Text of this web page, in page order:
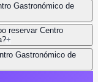
Gastronómico de
reservar Centro
+
Gastronómico de